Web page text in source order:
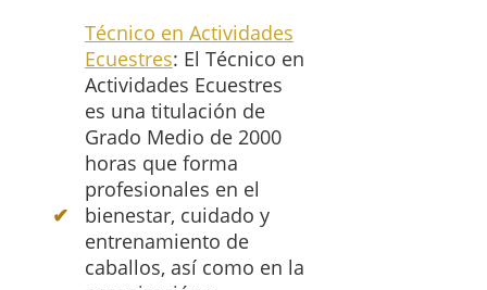
Técnico en Actividades
Ecuestres: El Técnico en
Actividades Ecuestres
es una titulación de
Grado Medio de 2000
horas que forma
profesionales en el
bienestar, cuidado y
entrenamiento de
caballos, así como en la